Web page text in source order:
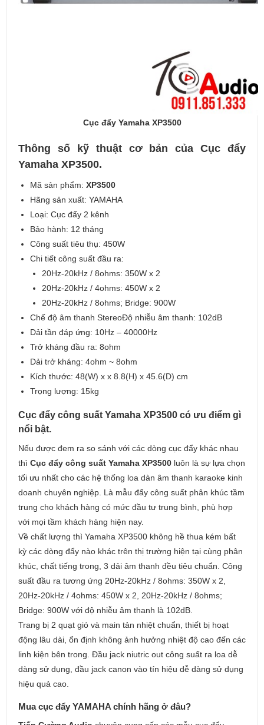
Cục đẩy Yamaha XP3500
Thông số kỹ thuật cơ bản của Cục đẩy
Yamaha XP3500.
Mã sản phẩm: XP3500
Hãng sản xuất: YAMAHA
Loại: Cục đẩy 2 kênh
Bảo hành: 12 tháng
Công suất tiêu thụ: 450W
Chi tiết công suất đầu ra:
20Hz-20kHz / 8ohms: 350W x 2
20Hz-20kHz / 4ohms: 450W x 2
20Hz-20kHz / 8ohms; Bridge: 900W
Chế độ âm thanh StereoĐộ nhiễu âm thanh: 102dB
Dải tần đáp ứng: 10Hz – 40000Hz
Trở kháng đầu ra: 8ohm
Dải trở kháng: 4ohm ~ 8ohm
Kích thước: 48(W) x x 8.8(H) x 45.6(D) cm
Trọng lượng: 15kg
Cục đẩy công suất Yamaha XP3500 có ưu điểm gì
nổi bật.
Nếu được đem ra so sánh với các dòng cục đẩy khác nhau
thì Cục đẩy công suất Yamaha XP3500 luôn là sự lựa chọn
tối ưu nhất cho các hệ thống loa dàn âm thanh karaoke kinh
doanh chuyên nghiệp. Là mẫu đẩy công suất phân khúc tầm
trung cho khách hàng có mức đầu tư trung bình, phù hợp
với mọi tầm khách hàng hiện nay.
Về chất lượng thì Yamaha XP3500 không hề thua kém bất
kỳ các dòng đẩy nào khác trên thị trường hiện tại cùng phân
khúc, chất tiếng trong, 3 dải âm thanh đều tiêu chuẩn. Công
suất đầu ra tương ứng 20Hz-20kHz / 8ohms: 350W x 2,
20Hz-20kHz / 4ohms: 450W x 2, 20Hz-20kHz / 8ohms;
Bridge: 900W với độ nhiễu âm thanh là 102dB.
Trang bị 2 quạt gió và main tản nhiệt chuẩn, thiết bị hoạt
động lâu dài, ổn định không ảnh hưởng nhiệt độ cao đến các
linh kiện bên trong. Đầu jack niutric out công suất ra loa dễ
dàng sử dụng, đầu jack canon vào tín hiệu dễ dàng sử dụng
hiệu quả cao.
Mua cục đẩy YAMAHA chính hãng ở đâu?